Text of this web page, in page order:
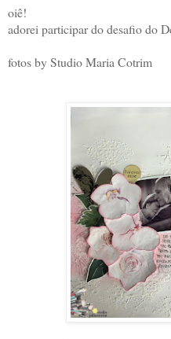
oiê!
adorei participar do desafio do
fotos by Studio Maria Cotrim